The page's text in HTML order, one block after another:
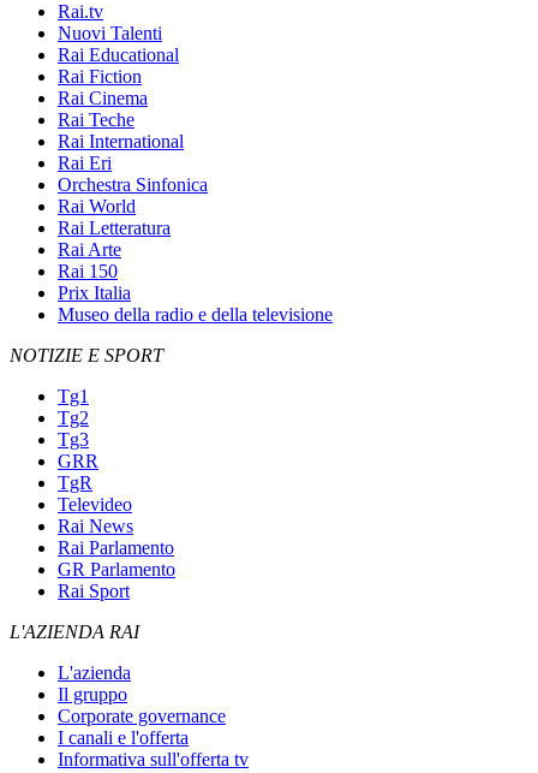
Rai.tv
Nuovi Talenti
Rai Educational
Rai Fiction
Rai Cinema
Rai Teche
Rai International
Rai Eri
Orchestra Sinfonica
Rai World
Rai Letteratura
Rai Arte
Rai 150
Prix Italia
Museo della radio e della televisione
NOTIZIE E SPORT
Tg1
Tg2
Tg3
GRR
TgR
Televideo
Rai News
Rai Parlamento
GR Parlamento
Rai Sport
L'AZIENDA RAI
L'azienda
Il gruppo
Corporate governance
I canali e l'offerta
Informativa sull'offerta tv